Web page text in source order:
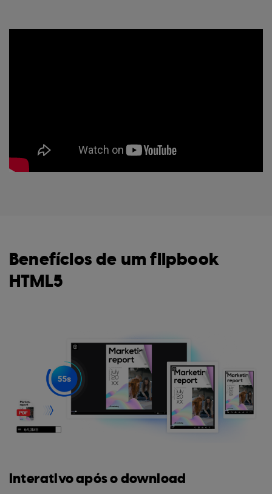
Benefícios de um flipbook
HTML5
Interativo após o download